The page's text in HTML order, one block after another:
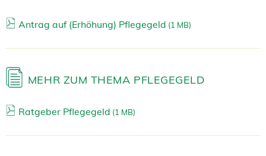
Antrag auf (Erhöhung) Pflegegeld (1 MB)
MEHR ZUM THEMA PFLEGEGELD
Ratgeber Pflegegeld (1 MB)